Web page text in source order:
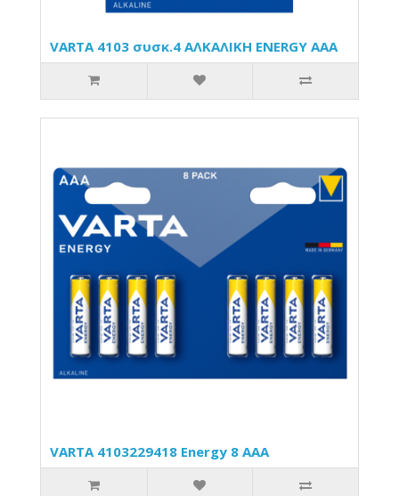
VARTA 4103 συσκ.4 AΛΚΑΛΙΚΗ ENERGY AAA
VARTA 4103229418 Energy 8 AAA